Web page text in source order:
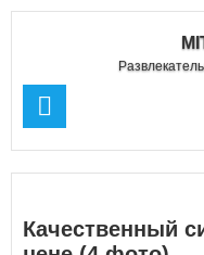
Качественный